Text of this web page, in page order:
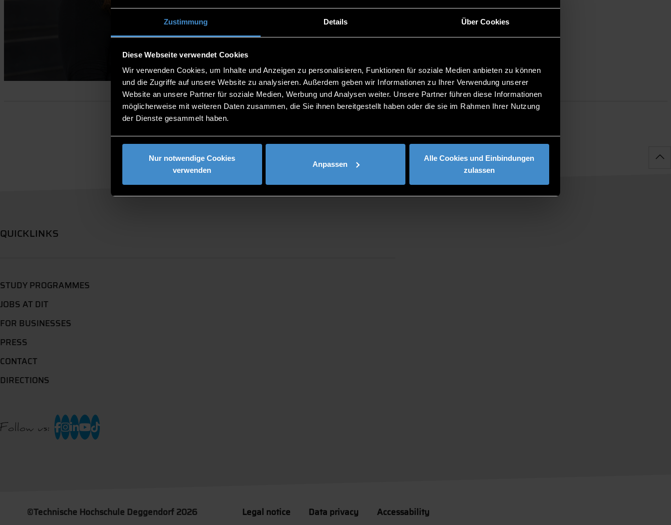
Zustimmung Details Über Cookies
Diese Webseite verwendet Cookies
Wir verwenden Cookies, um Inhalte und Anzeigen zu personalisieren, Funktionen für soziale Medien anbieten zu können
und die Zugriffe auf unsere Website zu analysieren. Außerdem geben wir Informationen zu Ihrer Verwendung unserer
Website an unsere Partner für soziale Medien, Werbung und Analysen weiter. Unsere Partner führen diese Informationen
möglicherweise mit weiteren Daten zusammen, die Sie ihnen bereitgestellt haben oder die sie im Rahmen Ihrer Nutzung
der Dienste gesammelt haben.
Nur notwendige Cookies
verwenden
Anpassen
Alle Cookies und Einbindungen
zulassen
QUICKLINKS
STUDY PROGRAMMES
JOBS AT DIT
FOR BUSINESSES
PRESS
CONTACT
DIRECTIONS
Follow us:
©Technische Hochschule Deggendorf 2026 Legal notice Data privacy Accessability